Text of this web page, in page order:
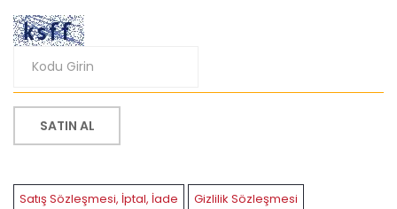
SATIN AL
Satış Sözleşmesi, İptal, İade Gizlilik Sözleşmesi